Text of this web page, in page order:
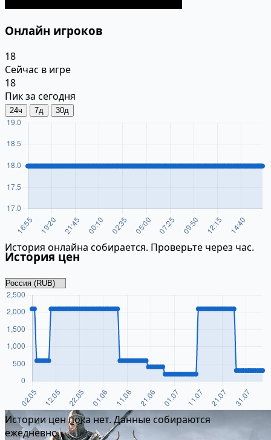
Онлайн игроков
18
Сейчас в игре
18
Пик за сегодня
24ч 7д 30д
История онлайна собирается. Проверьте через час.
История цен
Истории цен пока нет. Данные собираются
ежедневно.